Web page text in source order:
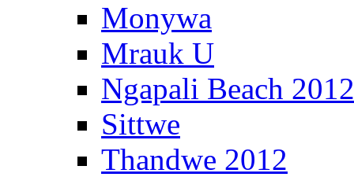
Monywa
Mrauk U
Ngapali Beach 2012
Sittwe
Thandwe 2012